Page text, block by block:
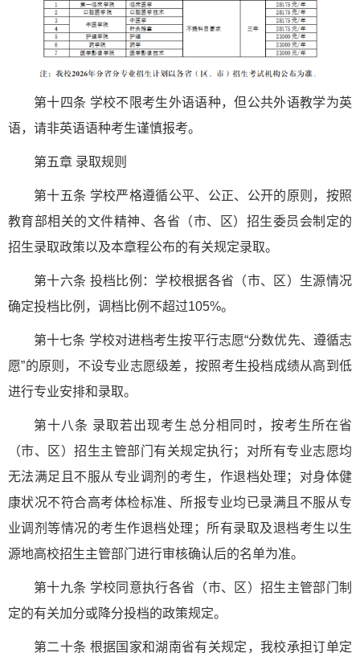
第十四条 学校不限考生外语语种，但公共外语教学为英
语，请非英语语种考生谨慎报考。
第五章 录取规则
第十五条 学校严格遵循公平、公正、公开的原则，按照
教育部相关的文件精神、各省（市、区）招生委员会制定的
招生录取政策以及本章程公布的有关规定录取。
第十六条 投档比例：学校根据各省（市、区）生源情况
确定投档比例，调档比例不超过105%。
第十七条 学校对进档考生按平行志愿“分数优先、遵循志
愿”的原则，不设专业志愿级差，按照考生投档成绩从高到低
进行专业安排和录取。
第十八条 录取若出现考生总分相同时，按考生所在省
（市、区）招生主管部门有关规定执行；对所有专业志愿均
无法满足且不服从专业调剂的考生，作退档处理；对身体健
康状况不符合高考体检标准、所报专业均已录满且不服从专
业调剂等情况的考生作退档处理；所有录取及退档考生以生
源地高校招生主管部门进行审核确认后的名单为准。
第十九条 学校同意执行各省（市、区）招生主管部门制
定的有关加分或降分投档的政策规定。
第二十条 根据国家和湖南省有关规定，我校承担订单定